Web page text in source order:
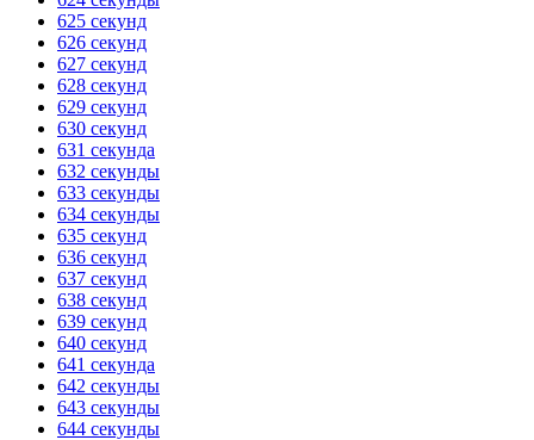
625 секунд
626 секунд
627 секунд
628 секунд
629 секунд
630 секунд
631 секунда
632 секунды
633 секунды
634 секунды
635 секунд
636 секунд
637 секунд
638 секунд
639 секунд
640 секунд
641 секунда
642 секунды
643 секунды
644 секунды